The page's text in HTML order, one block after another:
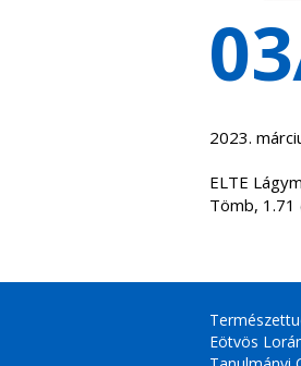
2023.
ELTE
Tömb,
Eötvös